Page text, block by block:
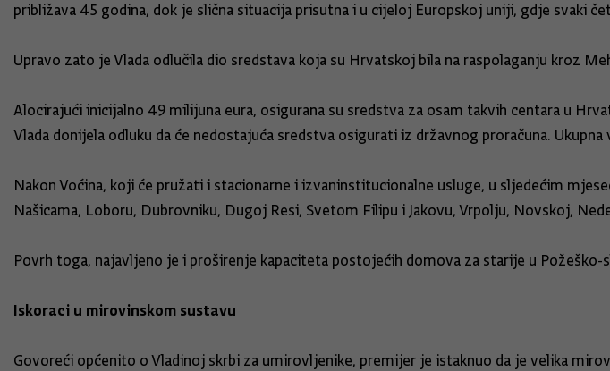
približava 45 godina, dok je slična situacija prisutna i u cijeloj Europskoj uniji, gdje svaki
Upravo zato je Vlada odlučila dio sredstava koja su Hrvatskoj bila na raspolaganju kroz
Alocirajući inicijalno 49 milijuna eura, osigurana su sredstva za osam takvih centara u
Vlada donijela odluku da će nedostajuća sredstva osigurati iz državnog proračuna.
Nakon Voćina, koji će pružati i stacionarne i izvaninstitucionalne usluge, u sljedećim
Našicama, Loboru, Dubrovniku, Dugoj Resi, Svetom Filipu i Jakovu, Vrpolju, Novskoj,
Povrh toga, najavljeno je i proširenje kapaciteta postojećih domova za starije u Požeško-
Iskoraci u mirovinskom sustavu
Govoreći općenito o Vladinoj skrbi za umirovljenike, premijer je istaknuo da je velika